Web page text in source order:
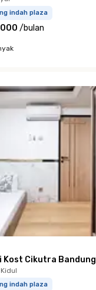
indah plaza
/bulan
Kost Cikutra Bandung
indah plaza